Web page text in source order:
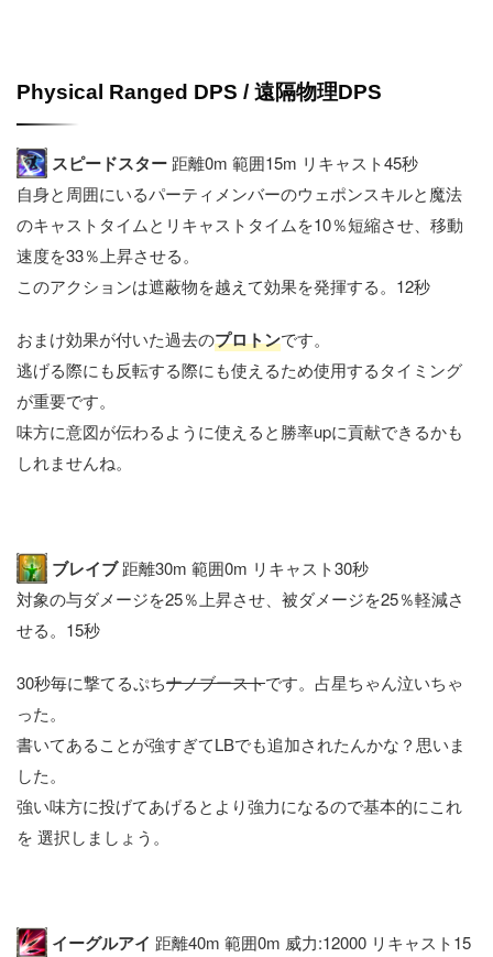
Physical Ranged DPS / 遠隔物理DPS
スピードスター 距離0m 範囲15m リキャスト45秒
自身と周囲にいるパーティメンバーのウェポンスキルと魔法
のキャストタイムとリキャストタイムを10％短縮させ、移動
速度を33％上昇させる。
このアクションは遮蔽物を越えて効果を発揮する。12秒
おまけ効果が付いた過去のプロトンです。
逃げる際にも反転する際にも使えるため使用するタイミング
が重要です。
味方に意図が伝わるように使えると勝率upに貢献できるかも
しれませんね。
ブレイブ距離30m 範囲0m リキャスト30秒
対象の与ダメージを25％上昇させ、被ダメージを25％軽減さ
せる。15秒
30秒毎に撃てるぷちナノブーストです。占星ちゃん泣いちゃ
った。
書いてあることが強すぎてLBでも追加されたんかな？思いま
した。
強い味方に投げてあげるとより強力になるので基本的にこれ
を 選択しましょう。
イーグルアイ 距離40m 範囲0m 威力:12000 リキャスト15